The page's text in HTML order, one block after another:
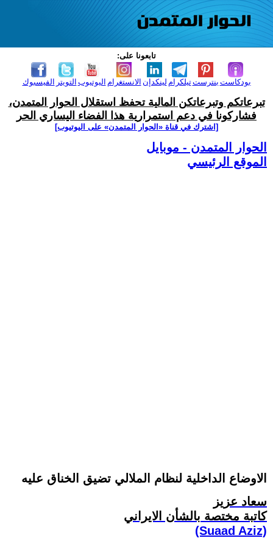
تابعونا على:
الفيسبوك التويتر اليوتيوب الانستغرام لينكدإن تيلكرامبنترست بودكاست
تبرعاتكم وتبرعاتكن المالية تحفظ استقلال الحوار المتمدن،
فشاركونا في دعم استمرارية هذا الفضاء اليساري الحر
[اشترك في قناة ‫«الحوار المتمدن» على اليوتيوب]
الحوار المتمدن - موبايل
الموقع الرئيسي
الاوضاع الداخلية لنظام الملالي تضيق الخناق عليه
سعاد عزيز
کاتبة مختصة بالشأن الايراني
(Suaad Aziz)